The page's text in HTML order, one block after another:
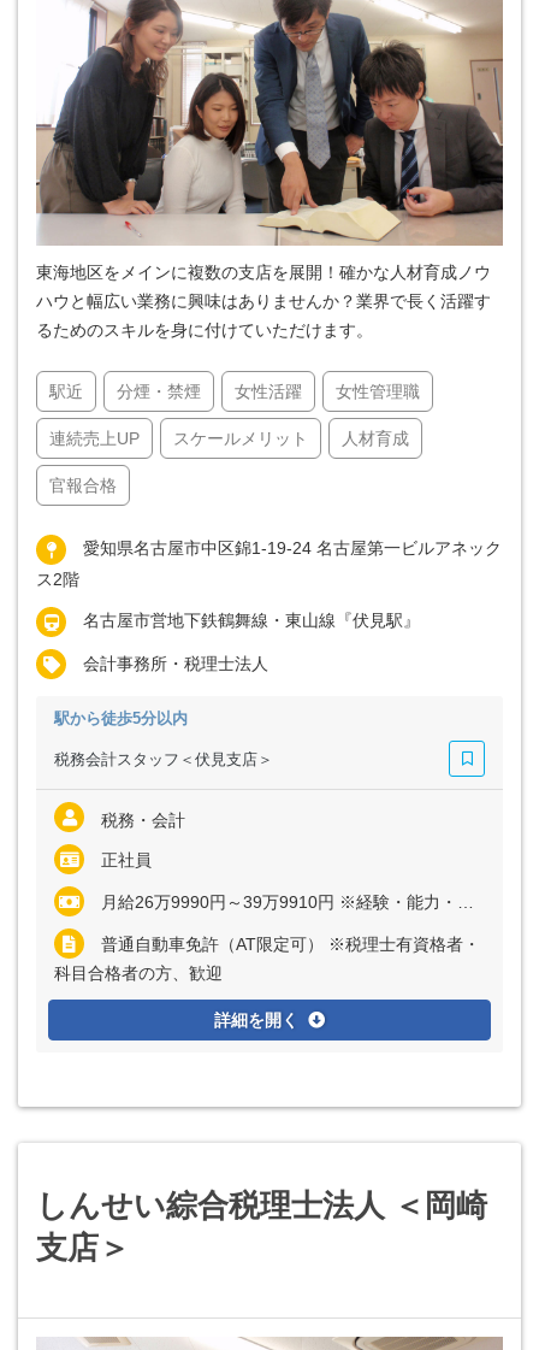
東海地区をメインに複数の支店を展開！確かな人材育成ノウ
ハウと幅広い業務に興味はありませんか？業界で長く活躍す
るためのスキルを身に付けていただけます。
駅近 分煙・禁煙 女性活躍 女性管理職
連続売上UP スケールメリット 人材育成
官報合格
愛知県名古屋市中区錦1-19-24 名古屋第一ビルアネック
ス2階
名古屋市営地下鉄鶴舞線・東山線『伏見駅』
会計事務所・税理士法人
駅から徒歩5分以内
税務会計スタッフ＜伏見支店＞
税務・会計
正社員
月給26万9990円～39万9910円 ※経験・能力・年齢など考慮の上、決定いたします ※上記に固定残業代（月2時間分＝3990円～5910円）を含む ※超過分は別途全額支給
普通自動車免許（AT限定可） ※税理士有資格者・
科目合格者の方、歓迎
詳細を開く
しんせい綜合税理士法人 ＜岡崎
支店＞